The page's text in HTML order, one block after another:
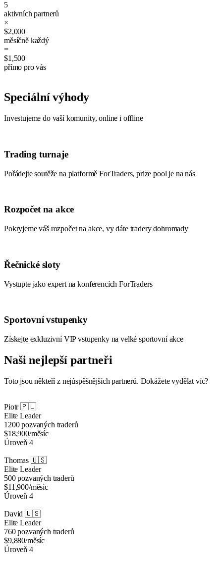
5
aktivních partnerů
×
$2,000
měsíčně každý
=
$1,500
přímo pro vás
Speciální výhody
Investujeme do vaší komunity, online i offline
Trading turnaje
Pořádejte soutěže na platformě ForTraders, prize pool je na nás
Rozpočet na akce
Pokryjeme váš rozpočet na akce, vy dáte tradery dohromady
Řečnické sloty
Vystupte jako expert na konferencích ForTraders
Sportovní vstupenky
Získejte exkluzivní VIP vstupenky na velké sportovní akce
Naši nejlepší partneři
Toto jsou někteří z nejúspěšnějších partnerů. Dokážete vydělat víc?
Piotr 🇵🇱
Elite Leader
1200 pozvaných traderů
$18,900/měsíc
Úroveň 4
Thomas 🇺🇸
Elite Leader
500 pozvaných traderů
$11,900/měsíc
Úroveň 4
David 🇺🇸
Elite Leader
760 pozvaných traderů
$9,880/měsíc
Úroveň 4